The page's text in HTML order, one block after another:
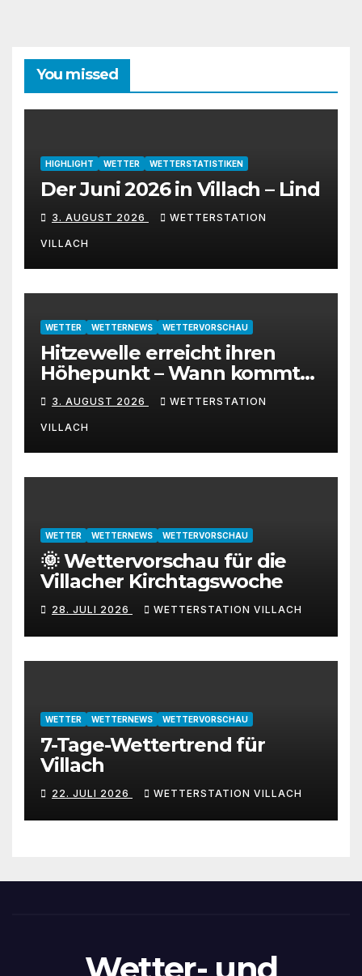
You missed
HIGHLIGHT WETTER WETTERSTATISTIKEN
Der Juni 2026 in Villach – Lind
3. AUGUST 2026 WETTERSTATION
VILLACH
WETTER WETTERNEWS WETTERVORSCHAU
Hitzewelle erreicht ihren
Höhepunkt – Wann kommt
die Abkühlung?
3. AUGUST 2026 WETTERSTATION
VILLACH
WETTER WETTERNEWS WETTERVORSCHAU
🌞 Wettervorschau für die
Villacher Kirchtagswoche
28. JULI 2026 WETTERSTATION VILLACH
WETTER WETTERNEWS WETTERVORSCHAU
7-Tage-Wettertrend für
Villach
22. JULI 2026 WETTERSTATION VILLACH